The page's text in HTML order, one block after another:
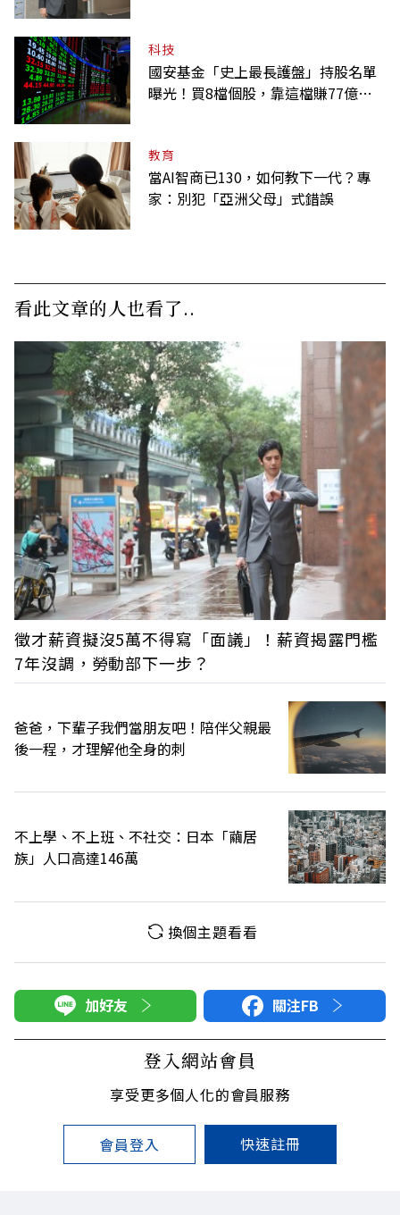
科技
國安基金「史上最長護盤」持股名單
曝光！買8檔個股，靠這檔賺77億最
教育
當AI智商已130，如何教下一代？專
家：別犯「亞洲父母」式錯誤
看此文章的人也看了..
徵才薪資擬沒5萬不得寫「面議」！薪資揭露門檻
7年沒調，勞動部下一步？
爸爸，下輩子我們當朋友吧！陪伴父親最
後一程，才理解他全身的刺
不上學、不上班、不社交：日本「繭居
族」人口高達146萬
換個主題看看
加好友 關注FB
登入網站會員
享受更多個人化的會員服務
會員登入 快速註冊